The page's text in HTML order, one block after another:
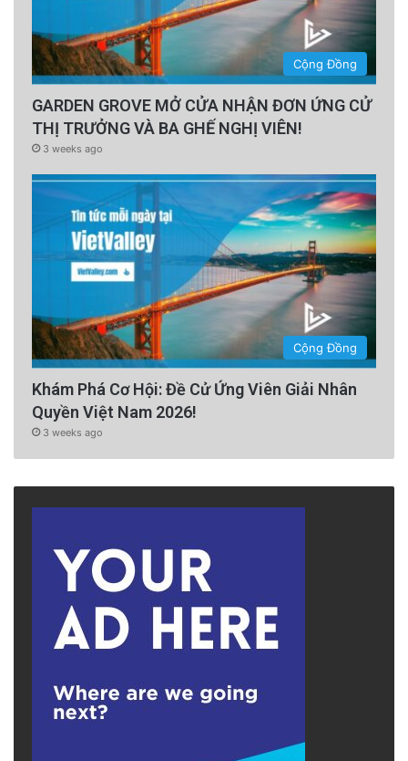
Cộng Đồng
GARDEN GROVE MỞ CỬA NHẬN ĐƠN ỨNG CỬ
THỊ TRƯỞNG VÀ BA GHẾ NGHỊ VIÊN!
3 weeks ago
Cộng Đồng
Khám Phá Cơ Hội: Đề Cử Ứng Viên Giải Nhân
Quyền Việt Nam 2026!
3 weeks ago